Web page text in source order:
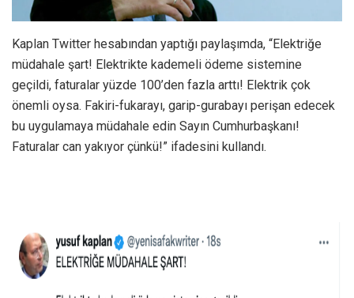
Kaplan Twitter hesabından yaptığı paylaşımda, “Elektriğe
müdahale şart! Elektrikte kademeli ödeme sistemine
geçildi, faturalar yüzde 100’den fazla arttı! Elektrik çok
önemli oysa. Fakiri-fukarayı, garip-gurabayı perişan edecek
bu uygulamaya müdahale edin Sayın Cumhurbaşkanı!
Faturalar can yakıyor çünkü!” ifadesini kullandı.